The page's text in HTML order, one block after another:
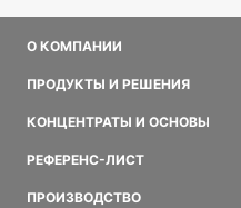
О КОМПАНИИ
ПРОДУКТЫ И РЕШЕНИЯ
КОНЦЕНТРАТЫ И ОСНОВЫ
РЕФЕРЕНС-ЛИСТ
ПРОИЗВОДСТВО